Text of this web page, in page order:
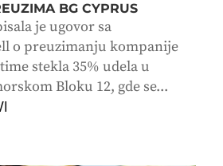
BG CYPRUS
je ugovor sa
o preuzimanju kompanije
stekla 35% udela u
Bloku 12, gde se...